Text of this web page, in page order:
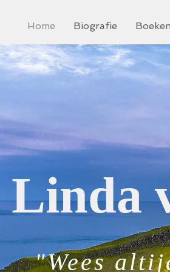
Home Biografie
Linda
"Wees